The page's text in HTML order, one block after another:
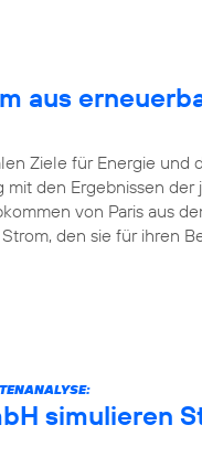
aus
Ziele für Energie und
den Ergebnissen der
von Paris aus
den sie für ihren
simulieren